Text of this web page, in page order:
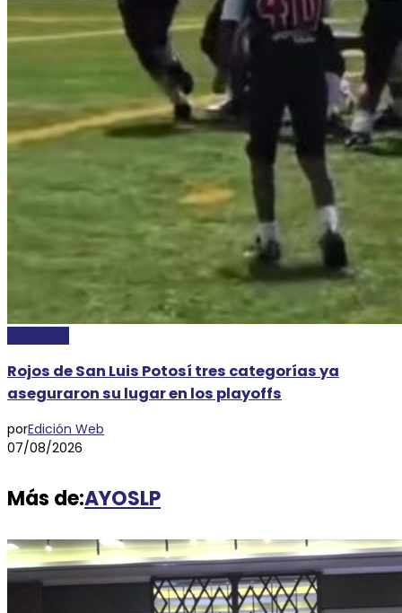
Rojos de San Luis Potosí tres categorías ya
aseguraron su lugar en los playoffs
porEdición Web
07/08/2026
Más de:AYOSLP